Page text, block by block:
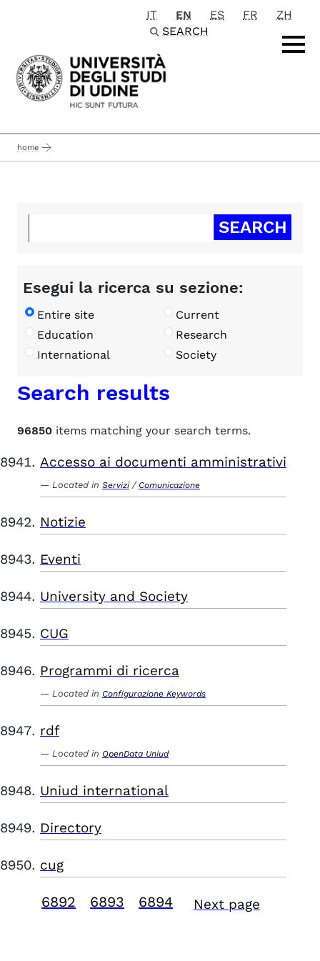
Passa al contenuto principale
IT EN ES FR
ZH
SEARCH
home
Esegui la ricerca su sezione:
Entire site
Current
Education
Research
International
Society
Search results
96850 items matching your search terms.
Accesso ai documenti amministrativi
Located in Servizi / Comunicazione
Notizie
Eventi
University and Society
CUG
Programmi di ricerca
Located in Configurazione Keywords
rdf
Located in OpenData Uniud
Uniud international
Directory
cug
6892 6893 6894 Next page